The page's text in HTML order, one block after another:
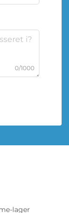
0/1000
lager